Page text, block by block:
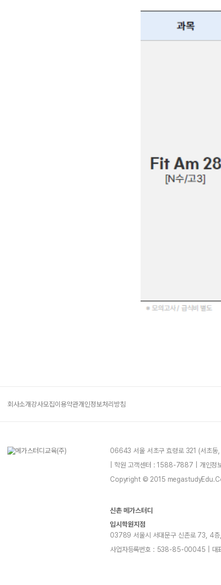
회사소개강사모집이용약관개인정보처리방침
06643 서울 서초구 효령로 321 (서초
| 학원 고객센터 : 1588-7887 | 개인
Copyright © 2015
신촌 메가스터디
입시학원지점
03789 서울시 서대문구 신촌로 73, 4
사업자등록번호 : 538-85-00045 | 대